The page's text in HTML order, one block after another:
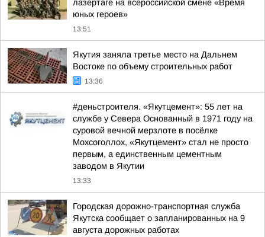
лазертаге на всероссийской смене «Время
юных героев»
13:51
Якутия заняла третье место на Дальнем
Востоке по объему строительных работ
13:36
#деньстроителя. «Якутцемент»: 55 лет на
службе у Севера Основанный в 1971 году на
суровой вечной мерзлоте в посёлке
Мохсоголлох, «Якутцемент» стал не просто
первым, а единственным цементным
заводом в Якутии
13:33
Городская дорожно-транспортная служба
Якутска сообщает о запланированных на 9
августа дорожных работах